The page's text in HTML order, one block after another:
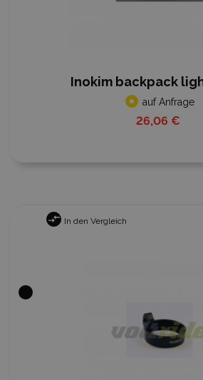
Inokim backpack
auf Anfrage
26,06 €
In den Vergleich